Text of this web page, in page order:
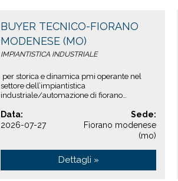
BUYER TECNICO-FIORANO
MODENESE (MO)
IMPIANTISTICA INDUSTRIALE
per storica e dinamica pmi operante nel
settore dell’impiantistica
industriale/automazione di fiorano
un/una:buyer tecnicola risorsa ve...
Data:
2026-07-27
Sede:
Fiorano modenese
(mo)
Dettagli »